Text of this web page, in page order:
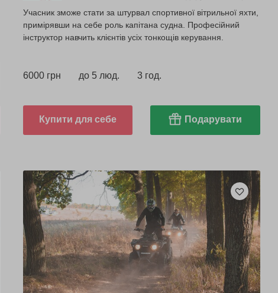
Учасник зможе стати за штурвал спортивної вітрильної яхти,
примірявши на себе роль капітана судна. Професійний
інструктор навчить клієнтів усіх тонкощів керування.
6000 грн до 5 люд. 3 год.
Купити для себе Подарувати